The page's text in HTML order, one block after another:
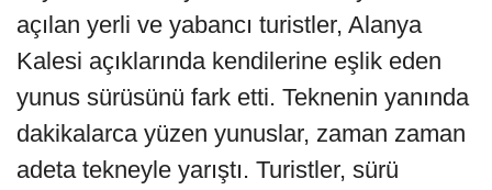
açılan yerli ve yabancı turistler, Alanya
Kalesi açıklarında kendilerine eşlik eden
yunus sürüsünü fark etti. Teknenin yanında
dakikalarca yüzen yunuslar, zaman zaman
adeta tekneyle yarıştı. Turistler, sürü